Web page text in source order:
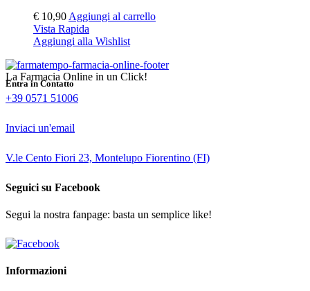
€ 10,90 Aggiungi al carrello
Vista Rapida
Aggiungi alla Wishlist
La Farmacia Online in un Click!
Entra in Contatto
+39 0571 51006
Inviaci un'email
V.le Cento Fiori 23, Montelupo Fiorentino (FI)
Seguici su Facebook
Segui la nostra fanpage: basta un semplice like!
Informazioni